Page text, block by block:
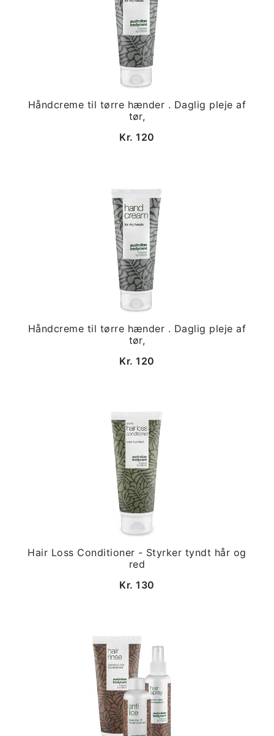
Håndcreme til tørre hænder . Daglig pleje af
tør,
Kr. 120
Håndcreme til tørre hænder . Daglig pleje af
tør,
Kr. 120
Hair Loss Conditioner - Styrker tyndt hår og
red
Kr. 130